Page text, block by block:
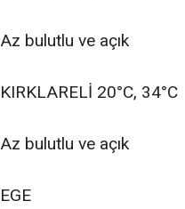
Az bulutlu ve açık
KIRKLARELİ 20°C, 34°C
Az bulutlu ve açık
EGE